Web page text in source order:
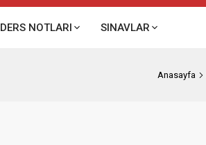
DERS NOTLARI SINAVLAR
Anasayfa